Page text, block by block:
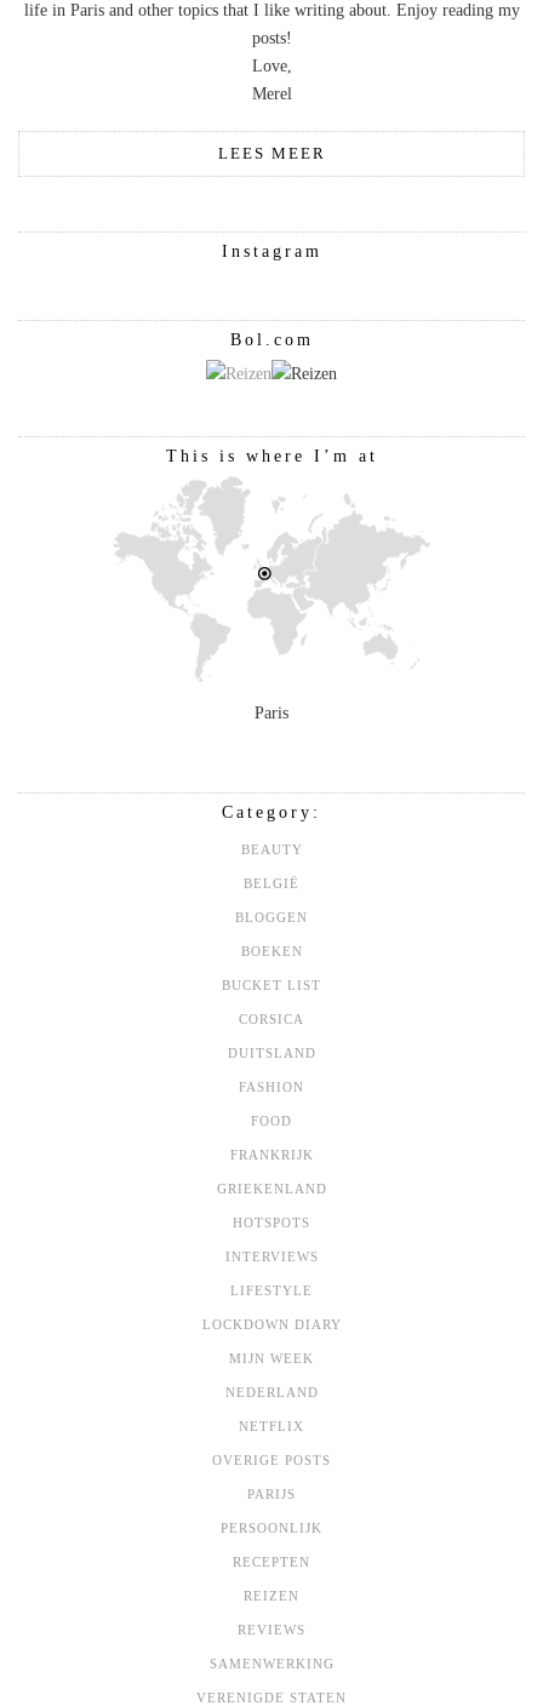
life in Paris and other topics that I like writing about. Enjoy reading my
posts!
Love,
Merel
LEES MEER
Instagram
Bol.com
This is where I’m at
Paris
Category:
BEAUTY
BELGIË
BLOGGEN
BOEKEN
BUCKET LIST
CORSICA
DUITSLAND
FASHION
FOOD
FRANKRIJK
GRIEKENLAND
HOTSPOTS
INTERVIEWS
LIFESTYLE
LOCKDOWN DIARY
MIJN WEEK
NEDERLAND
NETFLIX
OVERIGE POSTS
PARIJS
PERSOONLIJK
RECEPTEN
REIZEN
REVIEWS
SAMENWERKING
VERENIGDE STATEN